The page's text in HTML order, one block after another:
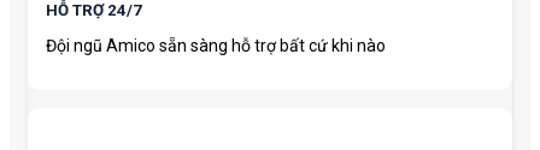
HỖ TRỢ 24/7
Đội ngũ Amico sẵn sàng hỗ trợ bất cứ khi nào